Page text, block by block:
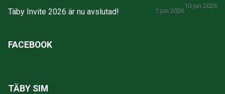
10 jun 2026
Täby Invite 2026 är nu avslutad! 1 jun 2026
FACEBOOK
TÄBY SIM